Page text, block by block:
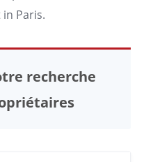
Paris.
recherche